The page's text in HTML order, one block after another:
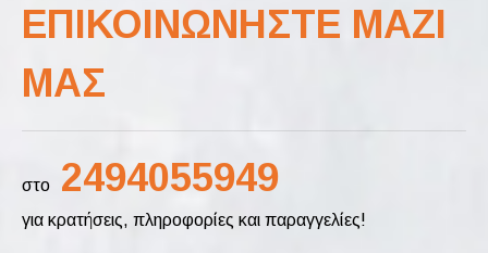
ΕΠΙΚΟΙΝΩΝΗΣΤΕ ΜΑΖΙ
ΜΑΣ
στο 2494055949
για κρατήσεις, πληροφορίες και παραγγελίες!